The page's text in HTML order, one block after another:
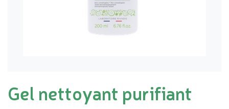
Gel nettoyant purifiant